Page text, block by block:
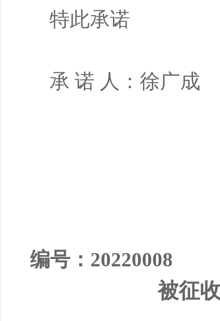
特此承诺
承 诺 人： 徐广成
编号： 20220008
被征